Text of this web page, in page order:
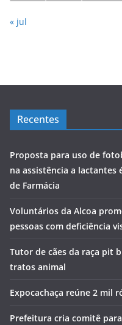
« jul
Recentes
Proposta para uso de
na assistência a lactantes
de Farmácia
Voluntários da Alcoa
pessoas com deficiência
Tutor de cães da raça pit
tratos animal
Expocachaça reúne 2 mil
Prefeitura cria comitê